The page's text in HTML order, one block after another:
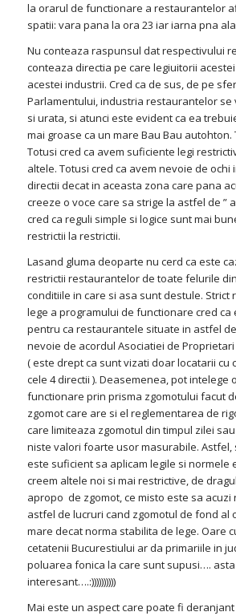
la orarul de functionare a restaurantelor
spatii: vara pana la ora 23 iar iarna pna
Nu conteaza raspunsul dat respectivului
conteaza directia pe care legiuitorii
acestei industrii. Cred ca de sus, de pe
Parlamentului, industria restaurantelor
si urata, si atunci este evident ca ea
mai groase ca un mare Bau Bau autohton.
Totusi cred ca avem suficiente legi
altele. Totusi cred ca avem nevoie de ochi
directii decat in aceasta zona care pana
creeze o voce care sa strige la astfel de ”
cred ca reguli simple si logice sunt mai
restrictii la restrictii.
Lasand gluma deoparte nu cerd ca este
restrictii restaurantelor de toate felurile
conditiile in care si asa sunt destule. Strict
lege a programului de functionare cred ca
pentru ca restaurantele situate in astfel
nevoie de acordul Asociatiei de
( este drept ca sunt vizati doar locatarii cu
cele 4 directii ). Deasemenea, pot intelege
functionare prin prisma zgomotului facut
zgomot care are si el reglementarea de
care limiteaza zgomotul din timpul zilei
niste valori foarte usor masurabile. Astfel,
este suficient sa aplicam legile si normele
creem altele noi si mai restrictive, de
apropo de zgomot, ce misto este sa
astfel de lucruri cand zgomotul de fond al
mare decat norma stabilita de lege. Oare
cetatenii Bucurestiului ar da primariile in
poluarea fonica la care sunt supusi….
interesant….:))))))))))
Mai este un aspect care poate fi